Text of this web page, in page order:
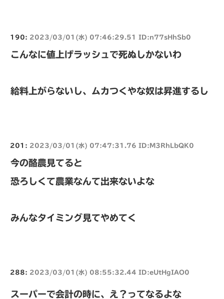
190: 2023/03/01(水) 07:46:29.51 ID:n77sHhSb0
こんなに値上げラッシュで死ぬしかないわ
給料上がらないし、ムカつくやな奴は昇進するし
201: 2023/03/01(水) 07:47:31.76 ID:M3RhLbQK0
今の酪農見てると
恐ろしくて農業なんて出来ないよな
みんなタイミング見てやめてく
288: 2023/03/01(水) 08:55:32.44 ID:eUtHgIAO0
スーパーで会計の時に、え？ってなるよな